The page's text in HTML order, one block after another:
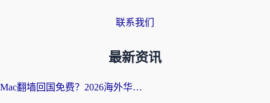
联系我们
最新资讯
Mac翻墙回国免费？2026海外华人亲测：从CCTV5直播到国内APP，这样选加速器才靠谱